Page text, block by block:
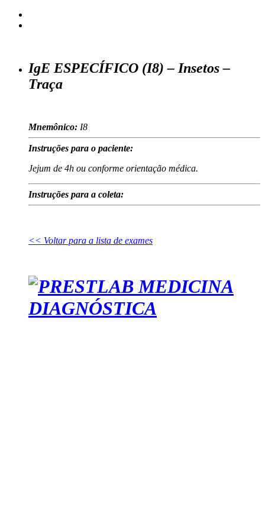
IgE ESPECÍFICO (I8) – Insetos –
Traça
Mnemônico: I8
Instruções para o paciente:
Jejum de 4h ou conforme orientação médica.
Instruções para a coleta:
<< Voltar para a lista de exames